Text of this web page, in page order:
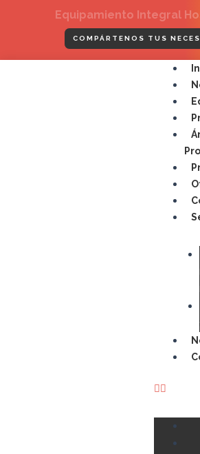
Equipamiento Integral
COMPÁRTENOS TUS
Menú